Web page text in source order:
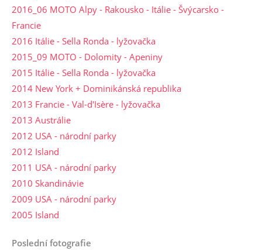
2016_06 MOTO Alpy - Rakousko - Itálie - Švýcarsko -
Francie
2016 Itálie - Sella Ronda - lyžovačka
2015_09 MOTO - Dolomity - Apeniny
2015 Itálie - Sella Ronda - lyžovačka
2014 New York + Dominikánská republika
2013 Francie - Val-d'Isère - lyžovačka
2013 Austrálie
2012 USA - národní parky
2012 Island
2011 USA - národní parky
2010 Skandinávie
2009 USA - národní parky
2005 Island
Poslední fotografie